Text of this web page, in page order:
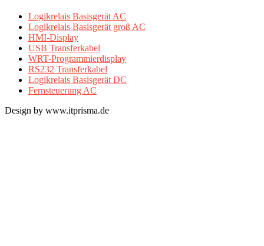
Logikrelais Basisgerät AC
Logikrelais Basisgerät groß AC
HMI-Display
USB Transferkabel
WRT-Programmierdisplay
RS232 Transferkabel
Logikrelais Basisgerät DC
Fernsteuerung AC
Design by www.itprisma.de